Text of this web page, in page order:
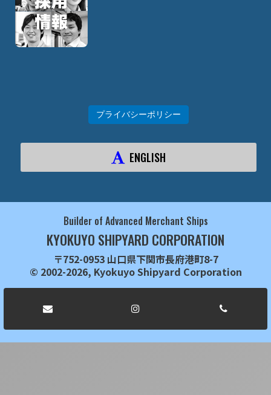
プライバシーポリシー
ENGLISH
Builder of Advanced Merchant Ships
KYOKUYO SHIPYARD CORPORATION
〒752-0953 山口県下関市長府港町8-7
© 2002-2026, Kyokuyo Shipyard Corporation